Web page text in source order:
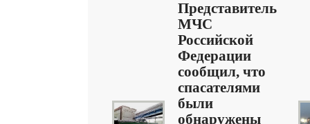
Представитель
МЧС
Российской
Федерации
сообщил, что
спасателями
были
обнаружены